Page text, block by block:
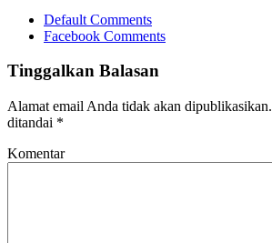
Default Comments
Facebook Comments
Tinggalkan Balasan
Alamat email Anda tidak akan dipublikasikan.
ditandai *
Komentar